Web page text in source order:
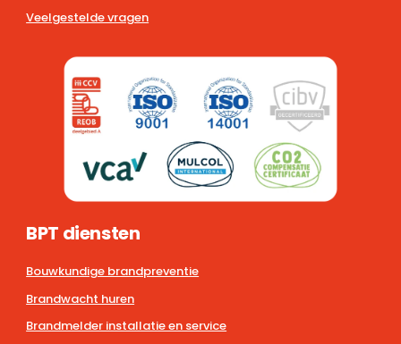
Veelgestelde vragen
BPT diensten
Bouwkundige brandpreventie
Brandwacht huren
Brandmelder installatie en service